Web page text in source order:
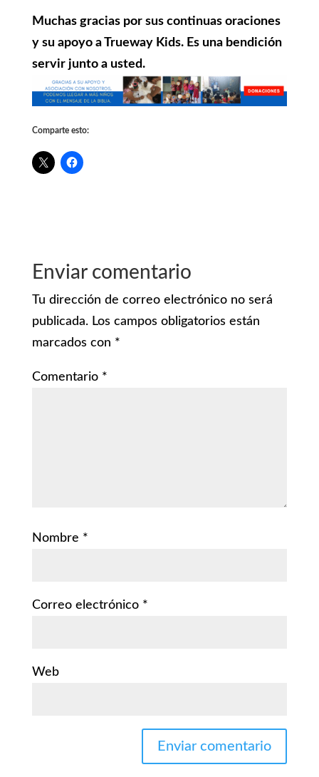
Muchas gracias por sus continuas oraciones
y su apoyo a Trueway Kids. Es una bendición
servir junto a usted.
Comparte esto:
Enviar comentario
Tu dirección de correo electrónico no será
publicada. Los campos obligatorios están
marcados con *
Comentario *
Nombre *
Correo electrónico *
Web